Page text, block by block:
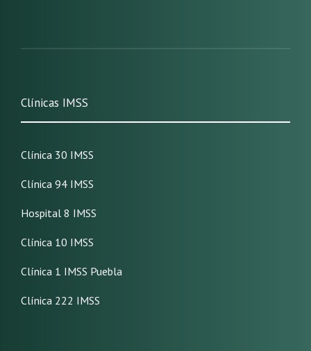
Clínicas IMSS
Clínica 30 IMSS
Clínica 94 IMSS
Hospital 8 IMSS
Clínica 10 IMSS
Clínica 1 IMSS Puebla
Clínica 222 IMSS